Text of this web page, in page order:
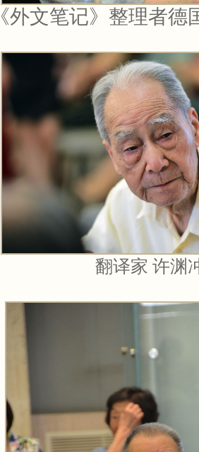
《外文笔记》整理者德
翻译家 许渊